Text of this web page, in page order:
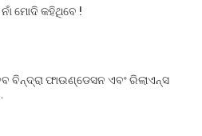
ମୋଦି କହିଥିବେ !
ଫାଉଣ୍ଡେସନ ଏବଂ ରିଲାଏନ୍ସ